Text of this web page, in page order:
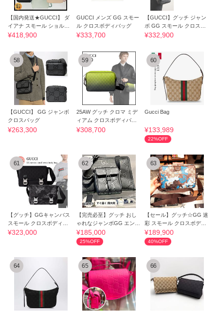
【国内発送★GUCCI】 ダ
イアナ スモール ショルダ
ーバッグ
¥418,900
GUCCI メンズ GG スモー
ル クロスボディバッグ
¥333,700
【GUCCI】グッチ ジャン
ボ GG スモール クロスボ
ディバッグ
¥332,900
58
【GUCCI】 GG ジャンボ
クロスバッグ
¥263,300
59
25AW グッチ クロマ ミデ
ィアム クロスボディバッ
グ GGパターン
¥308,700
60
Gucci Bag
¥133,989
22%OFF
61
【グッチ】GGキャンバス
スモール クロスボディバ
ッグ
¥323,000
62
【完売必至】グッチ おし
ゃれなジャンボGG エンボ
スショルダー
¥185,000
25%OFF
63
【セール】グッチ☆GG 迷
彩 スモール クロスボディ
バッグ 839155
¥189,900
40%OFF
64 65 66